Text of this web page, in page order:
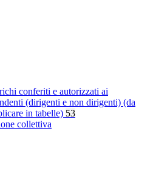
conferiti e autorizzati ai
(dirigenti e non dirigenti) (da
in tabelle) 53
collettiva